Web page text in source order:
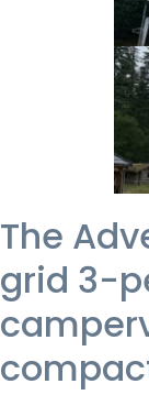
The
grid 3-